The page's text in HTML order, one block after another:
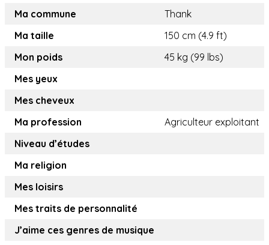
Ma commune
Thank
Ma taille
150 cm (4.9 ft)
Mon poids
45 kg (99 lbs)
Mes yeux
Mes cheveux
Ma profession
Agriculteur exploitant
Niveau d’études
Ma religion
Mes loisirs
Mes traits de personnalité
J’aime ces genres de musique